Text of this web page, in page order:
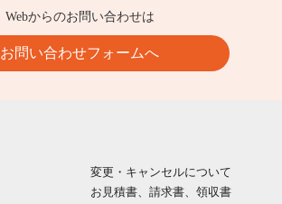
Webからのお問い合わせは
お問い合わせフォームへ
変更・キャンセルについて
お見積書、請求書、領収書